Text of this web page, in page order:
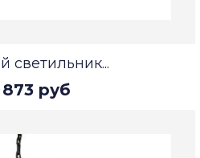
светильник...
руб